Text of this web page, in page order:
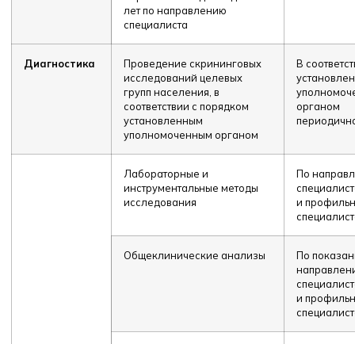
лет по направлению
специалиста
Диагностика
Проведение скрининговых
исследований целевых
групп населения, в
соответствии с порядком
установленным
уполномоченным органом
В
органом
Лабораторные и
инструментальные методы
исследования
По
и
Общеклинические анализы
По
и